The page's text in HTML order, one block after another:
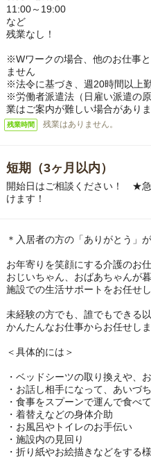
11:00～19:00
など
残業なし！
※Wワークの場合、他のお仕事
ません
※法令に基づき、週20時間以上
※労働者派遣法（日雇い派遣の
業はご案内が難しい場合があり
残業時間 残業はありません。
短期（3ヶ月以内）
開始日はご相談ください！ ★
けます！
＊入居者の方の「ありがとう」
お年寄りを笑顔にする介護のお仕
おじいちゃん、おばあちゃんが
施設での生活サポートをお任せし
未経験の方でも、誰でもできる
かんたんなお仕事からお任せしま
＜具体的には＞
・ベッドシーツの取り換えや、
・お話し相手になって、あいづ
・食事をスプーンで運んで食べ
・着替えなどの身体介助
・お風呂やトイレのお手伝い
・施設内の見回り
・折り紙やお絵描きなどをする